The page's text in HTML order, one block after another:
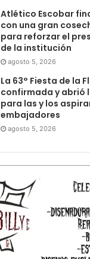
Atlético Escobar
con una gran
para reforzar el
de la institución
agosto 5, 2026
La 63° Fiesta de la
confirmada y abrió
para las y los
embajadores
agosto 5, 2026